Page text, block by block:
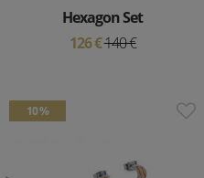
Hexagon Set
126 €140 €
10 %